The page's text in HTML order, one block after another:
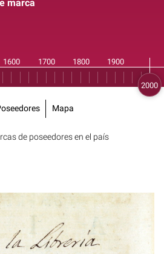
marca
de poseedores en el país
Mapa